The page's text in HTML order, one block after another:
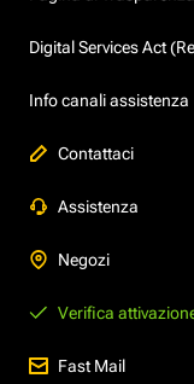
Digital Services Act
Info canali assistenza
Contattaci
Assistenza
Negozi
Verifica
Fast Mail